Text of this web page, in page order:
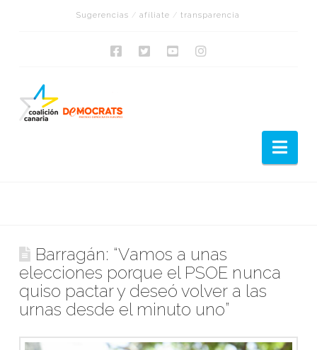
Sugerencias /afíliate /transparencia
Barragán: “Vamos a unas
elecciones porque el PSOE nunca
quiso pactar y deseó volver a las
urnas desde el minuto uno”